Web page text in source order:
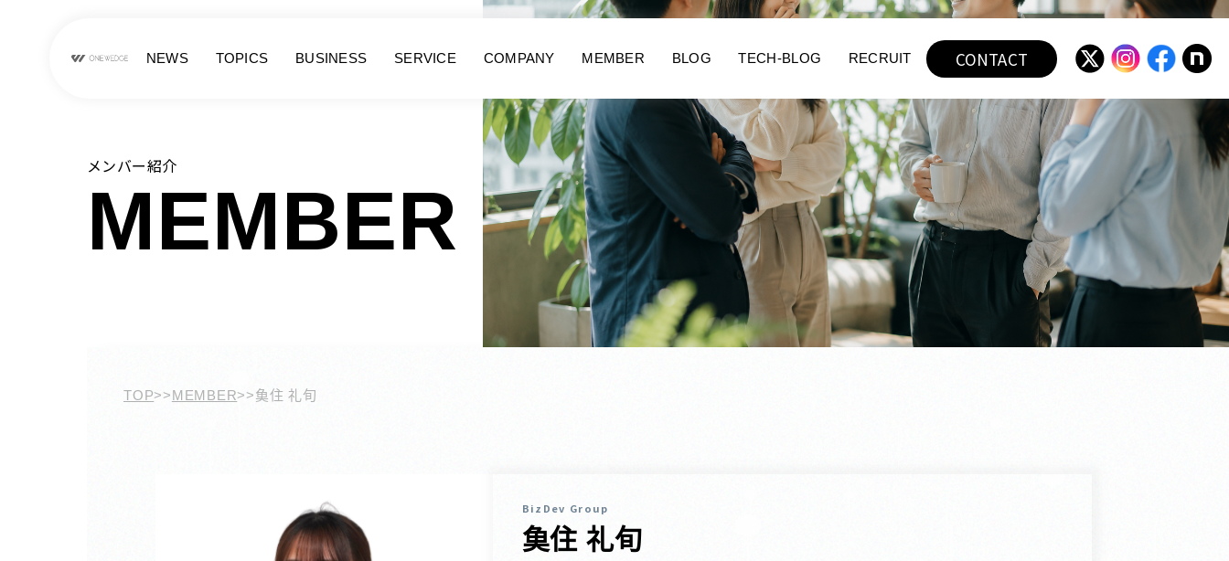
NEWS TOPICS BUSINESS SERVICE COMPANY MEMBER BLOG TECH-BLOG RECRUIT CONTACT
メンバー紹介
MEMBER
TOP>>MEMBER>>𩵋住 礼旬
BizDev Group
𩵋住 礼旬